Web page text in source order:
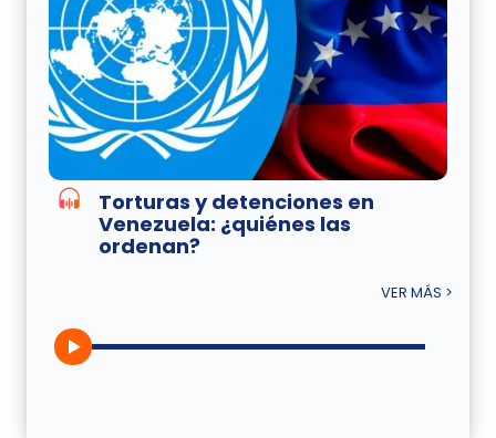
Torturas y detenciones en
Venezuela: ¿quiénes las
ordenan?
VER MÁS >